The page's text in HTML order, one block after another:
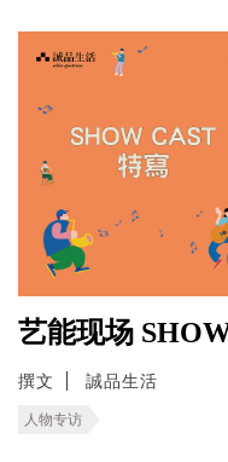
艺能现场
撰文 誠品生活
人物专访